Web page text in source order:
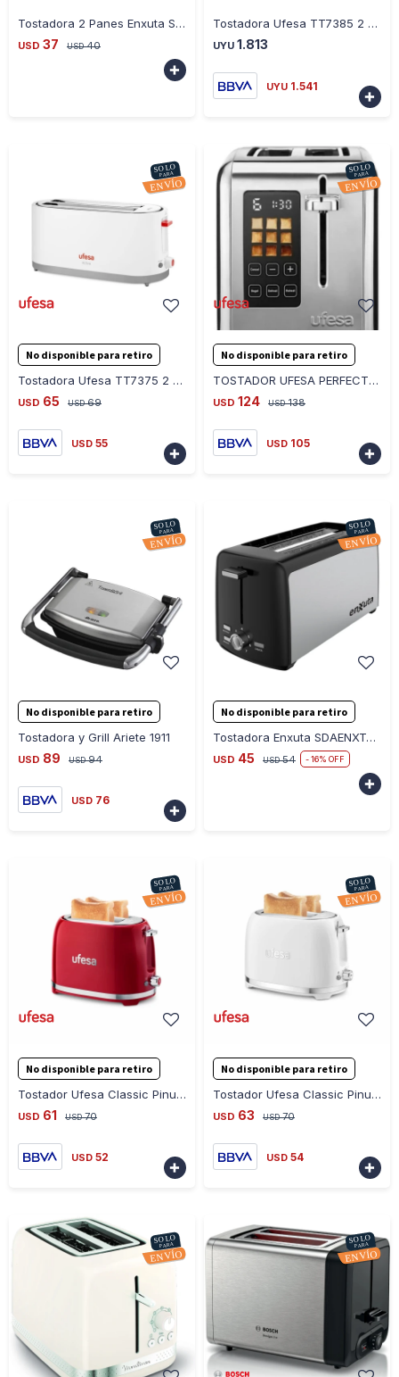
Tostadora 2 Panes Enxuta SDAENXT280
USD 37 USD 40

Tostadora Ufesa TT7385 2 Ranuras 800W
UYU 1.813
UYU 1.541

No disponible para retiro
Tostadora Ufesa TT7375 2 Ranuras 1400 W
USD 65 USD 69
USD 55

No disponible para retiro
TOSTADOR UFESA PERFECT TOASTER DIG. 2 RANURAS - ACERO-INOXIDABLE
USD 124 USD 138
USD 105
- +

No disponible para retiro
Tostadora y Grill Ariete 1911
USD 89 USD 94
USD 76

No disponible para retiro
Tostadora Enxuta SDAENXT7023 4 Panes
USD 45 USD 54 16

No disponible para retiro
Tostador Ufesa Classic Pinup Red - ROJO
USD 61 USD 70
USD 52

No disponible para retiro
Tostador Ufesa Classic Pinup White - BLANCO
USD 63 USD 70
USD 54
